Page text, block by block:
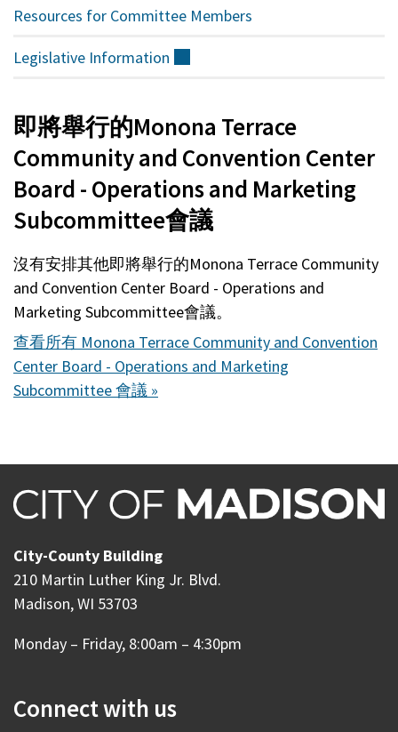
Resources for Committee Members
Legislative Information
即將舉行的Monona Terrace
Community and Convention Center
Board - Operations and Marketing
Subcommittee會議
沒有安排其他即將舉行的Monona Terrace Community
and Convention Center Board - Operations and
Marketing Subcommittee會議。
查看所有 Monona Terrace Community and Convention
Center Board - Operations and Marketing
Subcommittee 會議 »
City-County Building
210 Martin Luther King Jr. Blvd.
Madison, WI 53703
Monday – Friday, 8:00am – 4:30pm
Connect with us